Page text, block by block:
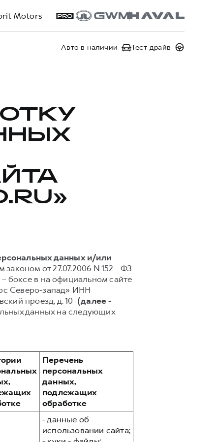
Motors
Авто в наличии Тест-драйв
данных и/или
от 27.07.2006 N 152 - ФЗ
боксе в на официальном сайте
Северо-запад» ИНН
проезд, д. 10 (далее -
данных на следующих
Перечень
персональных
данных,
подлежащих
обработке
- данные об
использовании сайта;